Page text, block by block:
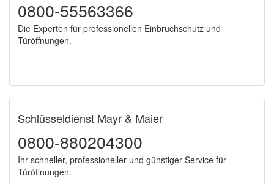
0800-55563366
Die Experten für professionellen Einbruchschutz und
Türöffnungen.
Schlüsseldienst Mayr & Maier
0800-880204300
Ihr schneller, professioneller und günstiger Service für
Türöffnungen.